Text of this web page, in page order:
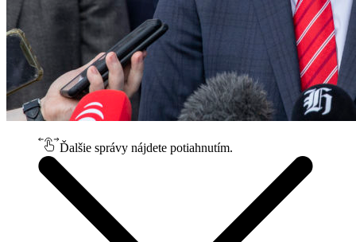
Ďalšie správy nájdete potiahnutím.